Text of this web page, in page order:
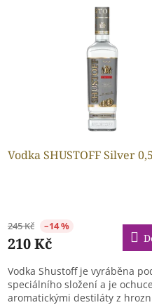
kVodka SHUSTOFF Silver
245 Kč –14 %
210 Kč
Vodka Shustoff je vyráběna
speciálního složení a je
aromatickými destiláty z